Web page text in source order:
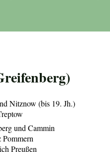
Nitznow (bis 19. Jh.)
und Cammin
Pommern
Preußen